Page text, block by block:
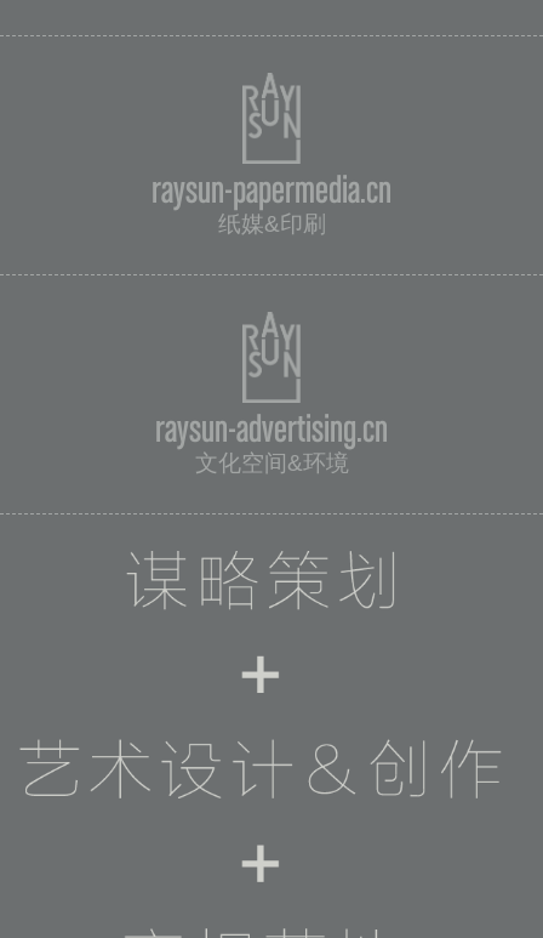
raysun-papermedia.cn
纸媒&印刷
raysun-advertising.cn
文化空间&环境